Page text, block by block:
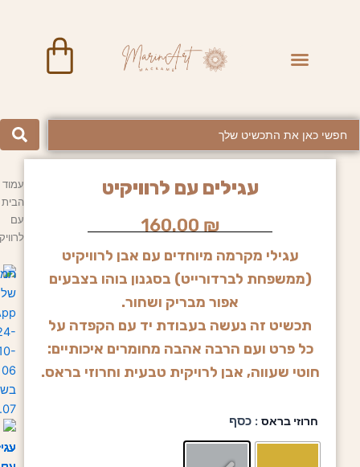
Menu
עמוד
הבית
עם
עגילים עם לרוויקיט
160.00 ₪
עגילי מקרמה מיוחדים עם אבן לרוויקיט
(ממשפחת לברדורייט) בסגנון בוהו בצבעים
אפור מבריק ושחור.
תכשיט זה נעשה בעבודת יד עם הקפדה על
כל פרט ועם הרבה אהבה מחומרים איכותיים:
חוטי שעווה, אבן לרויקית טבעית וחרוזי בראס.
חרוזי בראס : כסף
כמות